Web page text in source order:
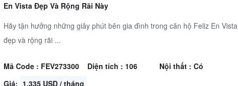
En Vista Đẹp Và Rộng Rãi Này
Hãy tận hưởng những giây phút bên gia đình trong căn hộ Feliz En Vista
đẹp và rộng rãi ...
Mã Code : FEV273300 Diện tích : 106
Nội thất : Có
Giá: 1,335 USD / tháng